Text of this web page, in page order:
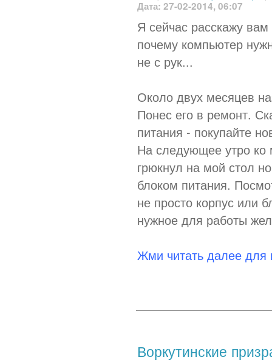
Дата: 27-02-2014, 06:07
Я сейчас расскажу
почему компьютер
не с рук...
Около двух месяцев
Понес его в ремонт.
питания - покупайте
На следующее утро ко
грюкнул на мой стол
блоком питания.
не просто корпус или
нужное для работы
Жми читать далее для
Воркутинские